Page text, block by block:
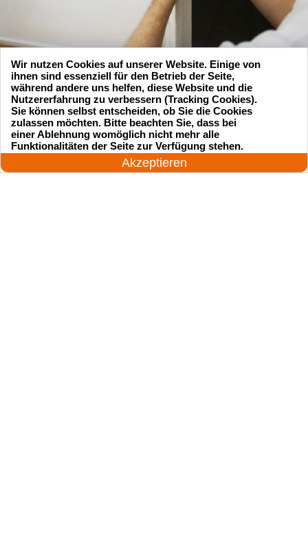
Suchen Sie einen Schlüsseldienst
zu einem vernünftigen Preis?
24 Stunden am Tag
Akzeptieren
Wir nutzen Cookies auf unserer Website. Einige von
ihnen sind essenziell für den Betrieb der Seite,
während andere uns helfen, diese Website und die
Nutzererfahrung zu verbessern (Tracking Cookies).
Sie können selbst entscheiden, ob Sie die Cookies
zulassen möchten. Bitte beachten Sie, dass bei
einer Ablehnung womöglich nicht mehr alle
Funktionalitäten der Seite zur Verfügung stehen.